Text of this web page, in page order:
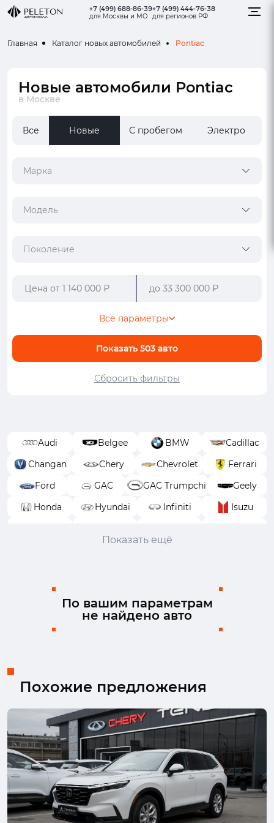
+7 (499) 688-86-39
для Москвы и МО
+7 (499) 444-76-38
для регионов РФ
Главная Каталог новых автомобилей Pontiac
Новые автомобили Pontiac
в Москве
Все Новые С пробегом Электро
Марка
Модель
Поколение
Показать 503 авто
Все параметры
Сбросить фильтры
Audi Belgee BMW
Cadillac
Changan
Chery Chevrolet
Ferrari
Ford
GAC GAC Trumpchi
Geely
Honda
Hyundai Infiniti
Isuzu
Ram
Toyota Volkswagen
Показать ещё
По вашим параметрам
не найдено авто
Похожие предложения